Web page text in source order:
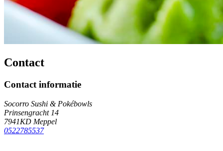
Contact
Contact informatie
Socorro Sushi & Pokébowls
Prinsengracht 14
7941KD Meppel
0522785537